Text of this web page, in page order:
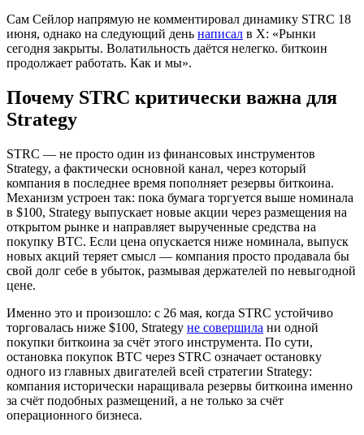
Сам Сейлор напрямую не комментировал динамику STRC 18
июня, однако на следующий день написал в X: «Рынки
сегодня закрыты. Волатильность даётся нелегко. биткоин
продолжает работать. Как и мы».
Почему STRC критически важна для
Strategy
STRC — не просто один из финансовых инструментов
Strategy, а фактически основной канал, через который
компания в последнее время пополняет резервы биткоина.
Механизм устроен так: пока бумага торгуется выше номинала
в $100, Strategy выпускает новые акции через размещения на
открытом рынке и направляет вырученные средства на
покупку BTC. Если цена опускается ниже номинала, выпуск
новых акций теряет смысл — компания просто продавала бы
свой долг себе в убыток, размывая держателей по невыгодной
цене.
Именно это и произошло: с 26 мая, когда STRC устойчиво
торговалась ниже $100, Strategy не совершила ни одной
покупки биткоина за счёт этого инструмента. По сути,
остановка покупок BTC через STRC означает остановку
одного из главных двигателей всей стратегии Strategy:
компания исторически наращивала резервы биткоина именно
за счёт подобных размещений, а не только за счёт
операционного бизнеса.